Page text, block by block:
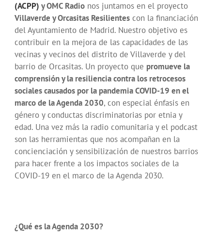
(ACPP) y OMC Radio nos juntamos en el proyecto
Villaverde y Orcasitas Resilientes con la financiación
del Ayuntamiento de Madrid. Nuestro objetivo es
contribuir en la mejora de las capacidades de las
vecinas y vecinos del distrito de Villaverde y del
barrio de Orcasitas. Un proyecto que promueve la
comprensión y la resiliencia contra los retrocesos
sociales causados por la pandemia COVID-19 en el
marco de la Agenda 2030, con especial énfasis en
género y conductas discriminatorias por etnia y
edad. Una vez más la radio comunitaria y el podcast
son las herramientas que nos acompañan en la
concienciación y sensibilización de nuestros barrios
para hacer frente a los impactos sociales de la
COVID-19 en el marco de la Agenda 2030.
¿Qué es la Agenda 2030?